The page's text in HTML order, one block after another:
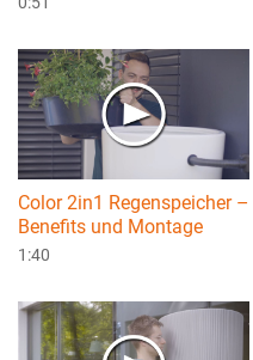
Color 2in1 Regenspeicher –
Benefits und Montage
1:40